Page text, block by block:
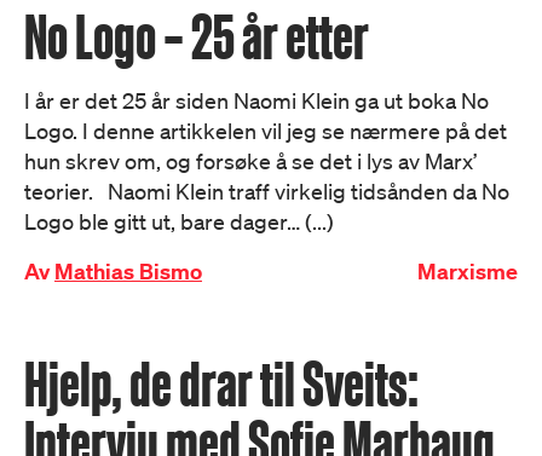
No Logo – 25 år etter
I år er det 25 år siden Naomi Klein ga ut boka No
Logo. I denne artikkelen vil jeg se nærmere på det
hun skrev om, og forsøke å se det i lys av Marx’
teorier. Naomi Klein traff virkelig tidsånden da No
Logo ble gitt ut, bare dager… (...)
AvMathias Bismo Marxisme
Hjelp, de drar til Sveits: